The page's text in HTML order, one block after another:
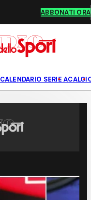
ABBONATI ORA
CALENDARIO SERIE A